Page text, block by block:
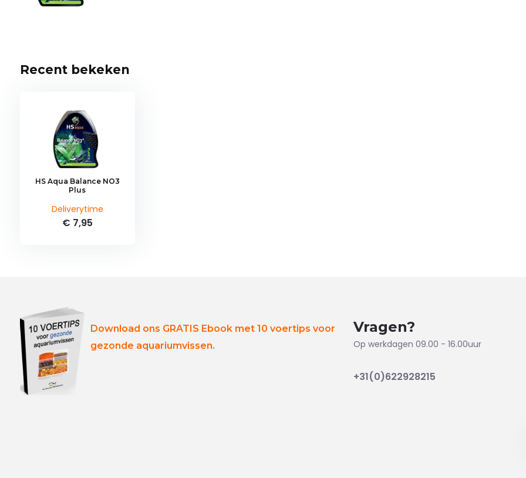
Recent bekeken
HS Aqua Balance NO3
Plus
Deliverytime
€ 7,95
Download ons GRATIS Ebook met 10 voertips voor
gezonde aquariumvissen.
Vragen?
Op werkdagen 09.00 - 16.00uur
+31(0)622928215